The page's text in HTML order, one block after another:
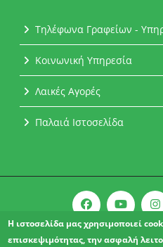
Τηλέφωνα Γραφείων -
Κοινωνική Υπηρεσία
Λαικές Αγορές
Παλαιά Ιστοσελίδα
Η ιστοσελίδα μας χρησιμοποιεί
επισκεψιμότητας, την ασφαλή